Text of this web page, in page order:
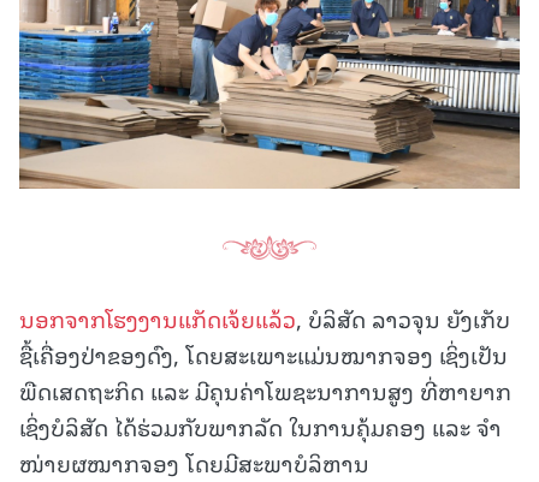
ນອກຈາກໂຮງງານແກັດເຈ້ຍແລ້ວ, ບໍລິສັດ ລາວຈຸນ ຍັງເກັບ
ຊື້ເຄື່ອງປ່າຂອງດົງ, ໂດຍສະເພາະແມ່ນໝາກຈອງ ເຊິ່ງເປັນ
ພືດເສດຖະກິດ ແລະ ມີຄຸນຄ່າໂພຊະນາການສູງ ທີ່ຫາຍາກ
ເຊິ່ງບໍລິສັດ ໄດ້ຮ່ວມກັບພາກລັດ ໃນການຄຸ້ມຄອງ ແລະ ຈໍາ
ໜ່າຍຜໝາກຈອງ ໂດຍມີສະພາບໍລິຫານ